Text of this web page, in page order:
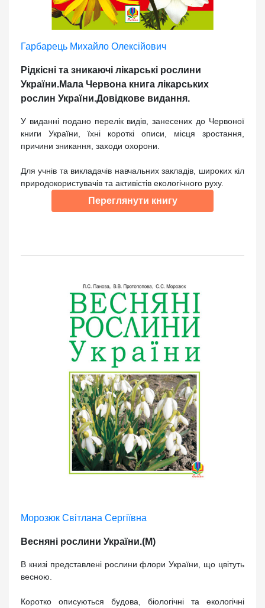
Гарбарець Михайло Олексійович
Рідкісні та зникаючі лікарські рослини
України.Мала Червона книга лікарських
рослин України.Довідкове видання.
У виданні подано перелік видів, занесених до Червоної
книги України, їхні короткі описи, місця зростання,
причини зникання, заходи охорони.
Для учнів та викладачів навчальних закладів, широких кіл
природокористувачів та активістів екологічного руху.
Переглянути книгу
Морозюк Світлана Сергіївна
Весняні рослини України.(М)
В книзі представлені рослини флори України, що цвітуть
весною.
Коротко описуються будова, біологічні та екологічні